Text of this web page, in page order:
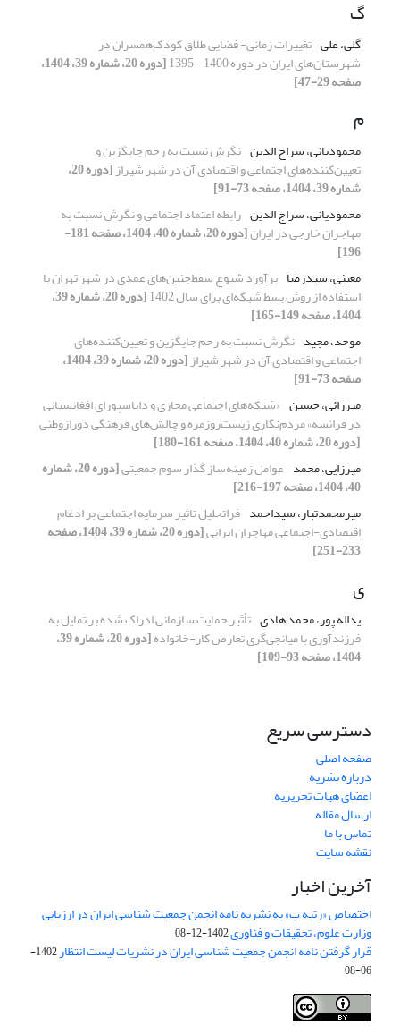
گ
گلی، علی تغییرات زمانی- فضایی طلاق کودک‌همسران در
شهرستان‌های ایران در دوره 1400 - 1395 [دوره 20، شماره 39، 1404،
صفحه 29-47]
م
محمودیانی، سراج الدین نگرش نسبت به رحم جایگزین و
تعیین‌کننده‌های اجتماعی و اقتصادی آن در شهر شیراز [دوره 20،
شماره 39، 1404، صفحه 73-91]
محمودیانی، سراج الدین رابطه اعتماد اجتماعی و نگرش نسبت به
مهاجران خارجی در ایران [دوره 20، شماره 40، 1404، صفحه 181-
196]
معینی، سیدرضا برآورد شیوع سقط‌جنین‌های عمدی در شهر تهران با
استفاده از روش بسط شبکه‌ای برای سال 1402 [دوره 20، شماره 39،
1404، صفحه 149-165]
موحد، مجید نگرش نسبت به رحم جایگزین و تعیین‌کننده‌های
اجتماعی و اقتصادی آن در شهر شیراز [دوره 20، شماره 39، 1404،
صفحه 73-91]
میرزائی، حسین «شبکه‌های اجتماعی مجازی و دایاسپورای افغانستانی
در فرانسه» مردم‌نگاری زیست‌روزمره و چالش‌های فرهنگی دورازوطنی
[دوره 20، شماره 40، 1404، صفحه 161-180]
میرزایی، محمد عوامل زمینه‌ساز گذار سوم جمعیتی [دوره 20، شماره
40، 1404، صفحه 197-216]
میرمحمدتبار، سیداحمد فراتحلیل تاثیر سرمایه اجتماعی بر ادغام
اقتصادی-اجتماعی مهاجران ایرانی [دوره 20، شماره 39، 1404، صفحه
233-251]
ی
یداله پور، محمد هادی تأثیر حمایت سازمانی ادراک شده بر تمایل به
فرزندآوری با میانجی‌گری تعارض کار-خانواده [دوره 20، شماره 39،
1404، صفحه 93-109]
دسترسی سریع
صفحه اصلی
درباره نشریه
اعضای هیات تحریریه
ارسال مقاله
تماس با ما
نقشه سایت
آخرین اخبار
اختصاص «رتبه ب» به نشریه نامه انجمن جمعیت شناسی ایران در ارزیابی
وزارت علوم، تحقیقات و فناوری1402-12-08
قرار گرفتن نامه انجمن جمعیت شناسی ایران در نشریات لیست انتظار
1402-
06-08